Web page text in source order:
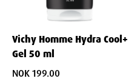
Vichy Homme Hydra Cool+
Gel 50 ml
NOK 199.00